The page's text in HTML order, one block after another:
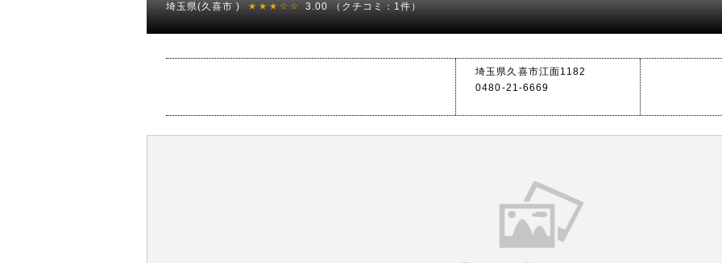
埼玉県(久喜市 ) ★★★☆☆ 3.00 （クチコミ：1件）
埼玉県久喜市江面1182
0480-21-6669